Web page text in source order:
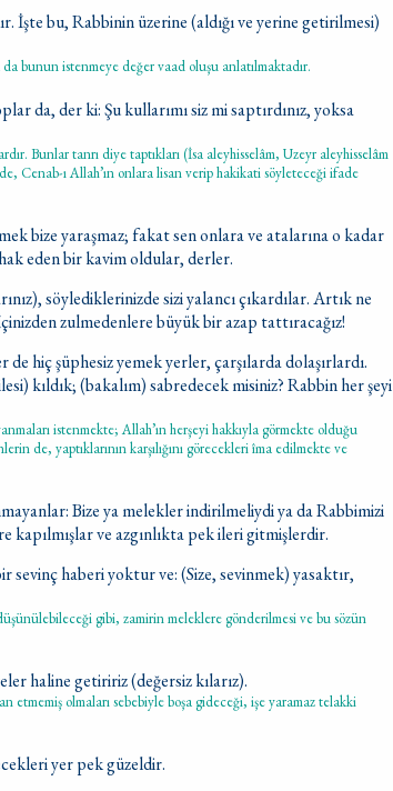
İşte bu, Rabbinin üzerine (aldığı ve yerine getirilmesi)
bunun istenmeye değer vaad oluşu anlatılmaktadır.
da, der ki: Şu kullarımı siz mi saptırdınız, yoksa
Bunlar tanrı diye taptıkları (İsa aleyhisselâm, Uzeyr aleyhisselâm
Cenab-ı Allah’ın onlara lisan verip hakikati söyleteceği ifade
bize yaraşmaz; fakat sen onlara ve atalarına o kadar
eden bir kavim oldular, derler.
söylediklerinizde sizi yalancı çıkardılar. Artık ne
zulmedenlere büyük bir azap tattıracağız!
hiç şüphesiz yemek yerler, çarşılarda dolaşırlardı.
kıldık; (bakalım) sabredecek misiniz? Rabbin her şeyi
istenmekte; Allah’ın herşeyi hakkıyla görmekte olduğu
de, yaptıklarının karşılığını görecekleri îma edilmekte ve
Bize ya melekler indirilmeliydi ya da Rabbimizi
ve azgınlıkta pek ileri gitmişlerdir.
haberi yoktur ve: (Size, sevinmek) yasaktır,
gibi, zamirin meleklere gönderilmesi ve bu sözün
haline getiririz (değersiz kılarız).
etmemiş olmaları sebebiyle boşa gideceği, işe yaramaz telakki
yer pek güzeldir.